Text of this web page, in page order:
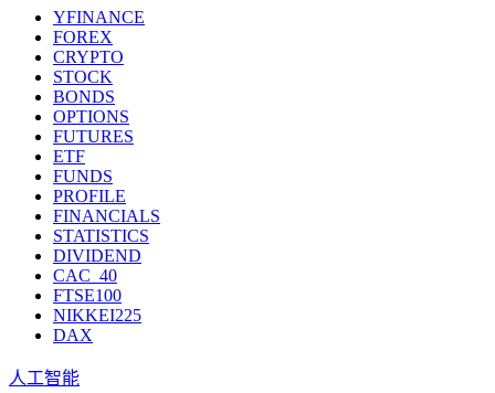
YFINANCE
FOREX
CRYPTO
STOCK
BONDS
OPTIONS
FUTURES
ETF
FUNDS
PROFILE
FINANCIALS
STATISTICS
DIVIDEND
CAC_40
FTSE100
NIKKEI225
DAX
人工智能